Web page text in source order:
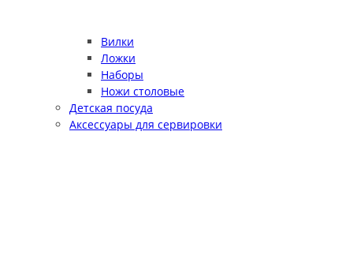
Вилки
Ложки
Наборы
Ножи столовые
Детская посуда
Аксессуары для сервировки